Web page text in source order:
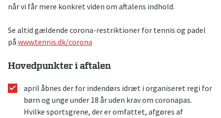
når vi får mere konkret viden om aftalens indhold.
Se altid gældende corona-restriktioner for tennis og padel
på www.tennis.dk/corona
Hovedpunkter i aftalen
april åbnes der for indendørs idræt i organiseret regi for
børn og unge under 18 år uden krav om coronapas.
Hvilke sportsgrene, der er omfattet, afgøres af